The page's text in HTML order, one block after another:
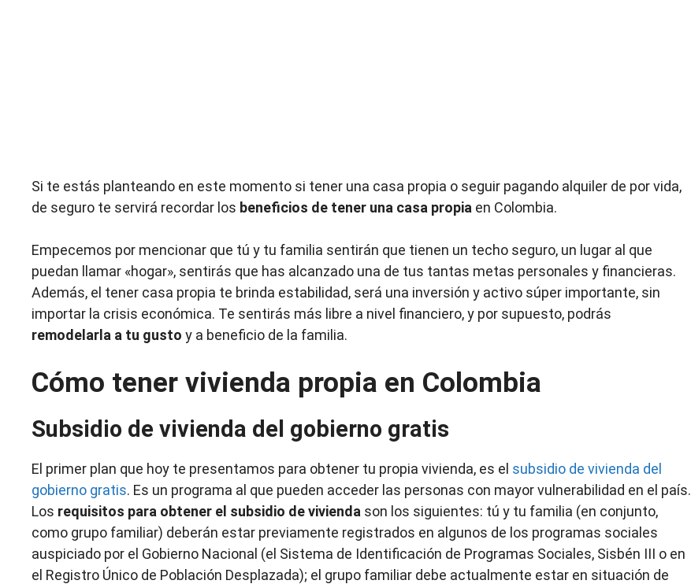
Si te estás planteando en este momento si tener una casa propia o seguir pagando alquiler de por vida,
de seguro te servirá recordar los beneficios de tener una casa propia en Colombia.
Empecemos por mencionar que tú y tu familia sentirán que tienen un techo seguro, un lugar al que
puedan llamar «hogar», sentirás que has alcanzado una de tus tantas metas personales y financieras.
Además, el tener casa propia te brinda estabilidad, será una inversión y activo súper importante, sin
importar la crisis económica. Te sentirás más libre a nivel financiero, y por supuesto, podrás
remodelarla a tu gusto y a beneficio de la familia.
Cómo tener vivienda propia en Colombia
Subsidio de vivienda del gobierno gratis
El primer plan que hoy te presentamos para obtener tu propia vivienda, es el subsidio de vivienda del
gobierno gratis. Es un programa al que pueden acceder las personas con mayor vulnerabilidad en el país.
Los requisitos para obtener el subsidio de vivienda son los siguientes: tú y tu familia (en conjunto,
como grupo familiar) deberán estar previamente registrados en algunos de los programas sociales
auspiciado por el Gobierno Nacional (el Sistema de Identificación de Programas Sociales, Sisbén III o en
el Registro Único de Población Desplazada); el grupo familiar debe actualmente estar en situación de